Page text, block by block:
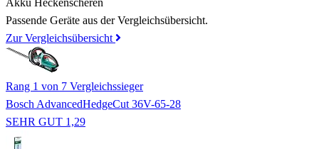
Akku Heckenscheren
Passende Geräte aus der Vergleichsübersicht.
Zur Vergleichsübersicht
Rang 1 von 7 Vergleichssieger
Bosch AdvancedHedgeCut 36V-65-28
SEHR GUT 1,29